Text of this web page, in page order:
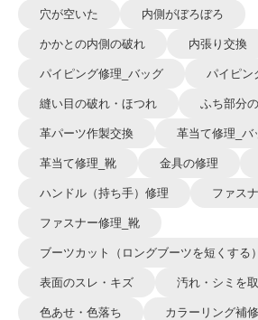
穴が空いた 内側がぼろぼろ
かかとの内側の破れ 内張り交換
パイピング修理_バッグ パイピン
縫い目の破れ・ほつれ ふち部分
革パーツ作製交換 革当て修理_バ
革当て修理_靴 金具の修理
ハンドル（持ち手）修理 ファス
ファスナー修理_靴
ブーツカット（ロングブーツを短くする）
表面のスレ・キズ 汚れ・シミを
色あせ・色落ち カラーリング補修